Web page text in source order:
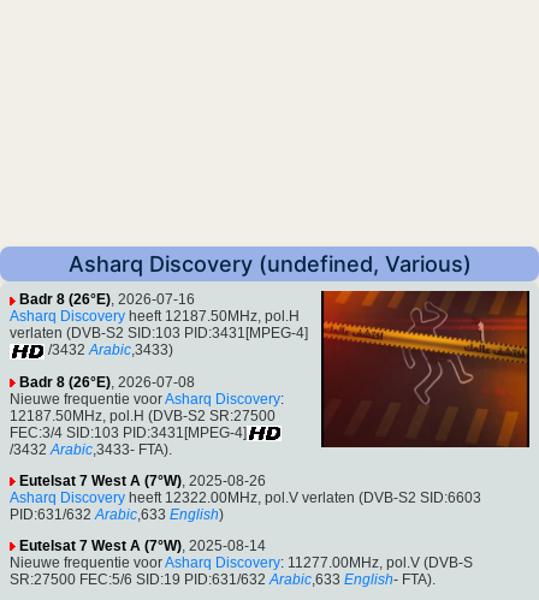
Asharq Discovery (undefined, Various)
Badr 8 (26°E), 2026-07-16
Asharq Discovery heeft 12187.50MHz, pol.H
verlaten (DVB-S2 SID:103 PID:3431[MPEG-4]
/3432 Arabic,3433)
Badr 8 (26°E) , 2026-07-08
Nieuwe frequentie voorAsharq Discovery:
12187.50MHz, pol.H (DVB-S2 SR:27500
FEC:3/4 SID:103 PID:3431[MPEG-4]
/3432 Arabic,3433- FTA).
Eutelsat 7 West A (7°W), 2025-08-26
Asharq Discovery heeft 12322.00MHz, pol.V verlaten (DVB-S2 SID:6603
PID:631/632 Arabic,633 English)
Eutelsat 7 West A (7°W), 2025-08-14
Nieuwe frequentie voorAsharq Discovery: 11277.00MHz, pol.V (DVB-S
SR:27500 FEC:5/6 SID:19 PID:631/632 Arabic,633 English- FTA).